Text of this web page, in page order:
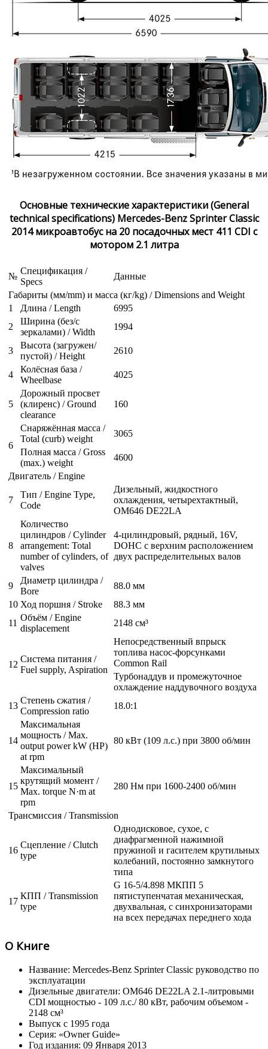
Основные технические характеристики (General
technical specifications) Mercedes-Benz Sprinter Classic
2014 микроавтобус на 20 посадочных мест 411 CDI с
мотором 2.1 литра
№
Спецификация /
Specs
Данные
Габариты (мм/mm) и масса (кг/kg) / Dimensions and Weight
1
Длина / Length
6995
2
Ширина (без/с
зеркалами) / Width
1994
3
Высота (загружен/
пустой) / Height
2610
4
Колёсная база /
Wheelbase
4025
5
Дорожный просвет
(клиренс) / Ground
clearance
160
6
Снаряжённая масса /
Total (curb) weight
3065
Полная масса / Gross
(max.) weight
4600
Двигатель / Engine
7
Тип / Engine Type,
Code
Дизельный, жидкостного
охлаждения, четырехтактный,
OM646 DE22LA
8
Количество
цилиндров / Cylinder
arrangement: Total
number of cylinders, of
valves
4-цилиндровый, рядный, 16V,
DOHC с верхним расположением
двух распределительных валов
9
Диаметр цилиндра /
Bore
88.0 мм
10 Ход поршня / Stroke
88.3 мм
11
Объём / Engine
displacement
2148 см³
12
Система питания /
Fuel supply, Aspiration
Непосредственный впрыск
топлива насос-форсунками
Common Rail
Турбонаддув и промежуточное
охлаждение наддувочного воздуха
13
Степень сжатия /
Compression ratio
18.0:1
14
Максимальная
мощность / Max.
output power kW (HP)
at rpm
80 кВт (109 л.с.) при 3800 об/мин
15
Максимальный
крутящий момент /
Max. torque N·m at
rpm
280 Нм при 1600-2400 об/мин
Трансмиссия / Transmission
16
Сцепление / Clutch
type
Однодисковое, сухое, с
диафрагменной нажимной
пружиной и гасителем крутильных
колебаний, постоянно замкнутого
типа
17
КПП / Transmission
type
G 16-5/4.898 МКПП 5
пятиступенчатая механическая,
двухвальная, с синхронизаторами
на всех передачах переднего хода
О Книге
Название: Mercedes-Benz Sprinter Classic руководство по
эксплуатации
Дизельные двигатели: OM646 DE22LA 2.1-литровыми
CDI мощностью - 109 л.с./ 80 кВт, рабочим объемом -
2148 см³
Выпуск с 1995 года
Серия: «Owner Guide»
Год издания: 09 Января 2013